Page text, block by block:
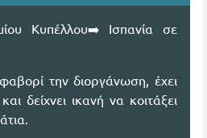
Κυπέλλου➡️ Ισπανία σε
την διοργάνωση, έχει
δείχνει ικανή να κοιτάξει